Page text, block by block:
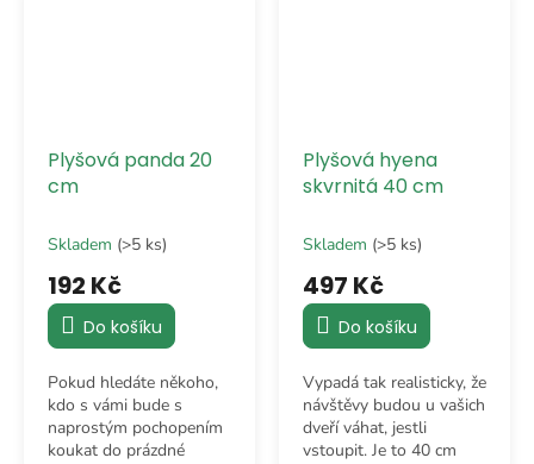
Plyšová panda 20
cm
Skladem (>5 ks)
192 Kč
Do košíku
Pokud hledáte někoho,
kdo s vámi bude s
naprostým pochopením
koukat do prázdné
Plyšová hyena
skvrnitá 40 cm
Skladem (>5 ks)
497 Kč
Do košíku
Vypadá tak realisticky, že
návštěvy budou u vašich
dveří váhat, jestli
vstoupit. Je to 40 cm